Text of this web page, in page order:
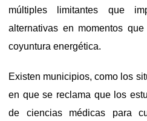
múltiples limitantes que
alternativas en momentos
coyuntura energética.
Existen municipios, como los
en que se reclama que los
de ciencias médicas para